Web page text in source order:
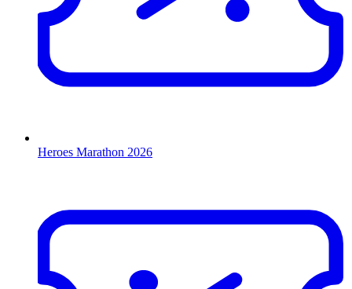
Heroes Marathon 2026